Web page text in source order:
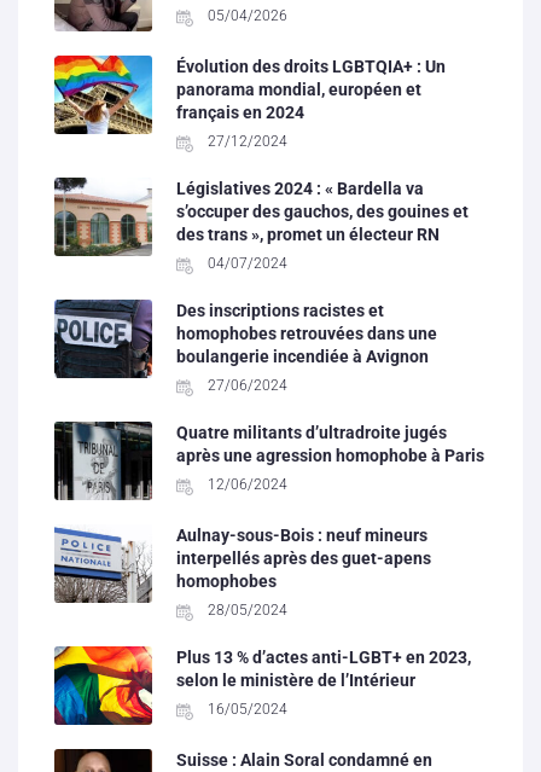
05/04/2026
Évolution des droits LGBTQIA+ : Un
panorama mondial, européen et
français en 2024
27/12/2024
Législatives 2024 : « Bardella va
s’occuper des gauchos, des gouines et
des trans », promet un électeur RN
04/07/2024
Des inscriptions racistes et
homophobes retrouvées dans une
boulangerie incendiée à Avignon
27/06/2024
Quatre militants d’ultradroite jugés
après une agression homophobe à Paris
12/06/2024
Aulnay-sous-Bois : neuf mineurs
interpellés après des guet-apens
homophobes
28/05/2024
Plus 13 % d’actes anti-LGBT+ en 2023,
selon le ministère de l’Intérieur
16/05/2024
Suisse : Alain Soral condamné en